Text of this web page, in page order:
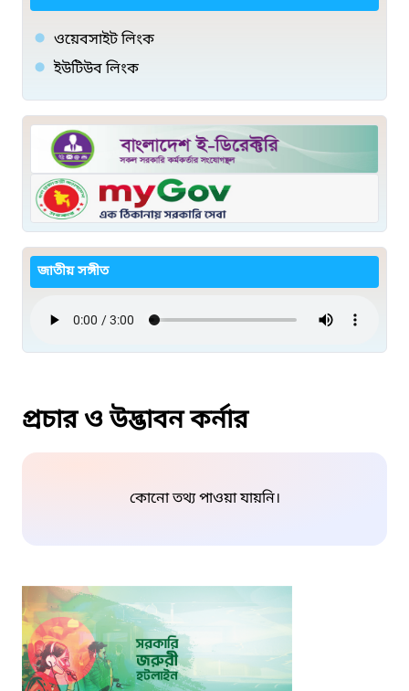
ওয়েবসাইট লিংক
ইউটিউব লিংক
জাতীয় সঙ্গীত
প্রচার ও উদ্ভাবন কর্নার
কোনো তথ্য পাওয়া যায়নি।